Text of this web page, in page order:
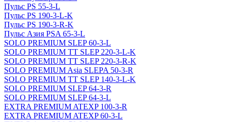
Пульс PS 55-3-L
Пульс PS 190-3-L-K
Пульс PS 190-3-R-K
Пульс Азия PSA 65-3-L
SOLO PREMIUM SLEP 60-3-L
SOLO PREMIUM ТТ SLEP 220-3-L-K
SOLO PREMIUM ТТ SLEP 220-3-R-K
SOLO PREMIUM Asia SLEPA 50-3-R
SOLO PREMIUM ТТ SLEP 140-3-L-K
SOLO PREMIUM SLEP 64-3-R
SOLO PREMIUM SLEP 64-3-L
EXTRA PREMIUM ATEXP 100-3-R
EXTRA PREMIUM ATEXP 60-3-L